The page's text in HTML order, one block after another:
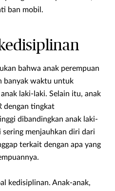
ban mobil.
bahwa anak perempuan
banyak waktu untuk
laki-laki. Selain itu, anak
dengan tingkat
dibandingkan anak laki-
sering menjauhkan diri dari
terkait dengan apa yang
kedisiplinan. Anak-anak,